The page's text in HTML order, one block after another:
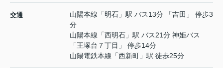
交通 山陽本線 「明石 」駅 バス13分 「吉田」 停歩3
分
山陽本線 「西明石 」駅 バス21分 神姫バス
「王塚台７丁目」 停歩14分
山陽電鉄本線 「西新町 」駅 徒歩25分